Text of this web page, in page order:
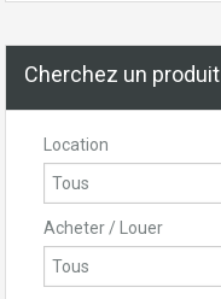
Cherchez un produit
Location
Acheter / Louer